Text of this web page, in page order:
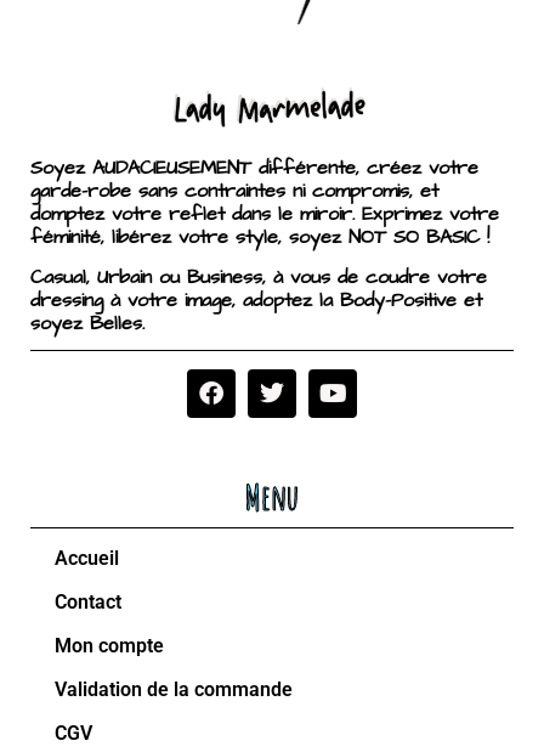
Soyez AUDACIEUSEMENT différente, créez votre
garde-robe sans contraintes ni compromis, et
domptez votre reflet dans le miroir. Exprimez votre
féminité, libérez votre style, soyez NOT SO BASIC !
Casual, Urbain ou Business, à vous de coudre votre
dressing à votre image, adoptez la Body-Positive et
soyez Belles.
Menu
Accueil
Contact
Mon compte
Validation de la commande
CGV